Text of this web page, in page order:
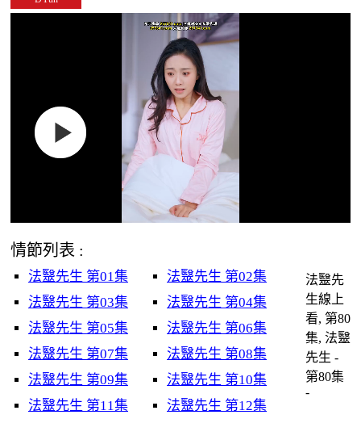
情節列表 :
法毉先生 第01集
法毉先生 第02集
法毉先生 第03集
法毉先生 第04集
法毉先生 第05集
法毉先生 第06集
法毉先生 第07集
法毉先生 第08集
法毉先生 第09集
法毉先生 第10集
法毉先生 第11集
法毉先生 第12集
法毉先
生線上
看, 第80
集, 法毉
先生 -
第80集
-